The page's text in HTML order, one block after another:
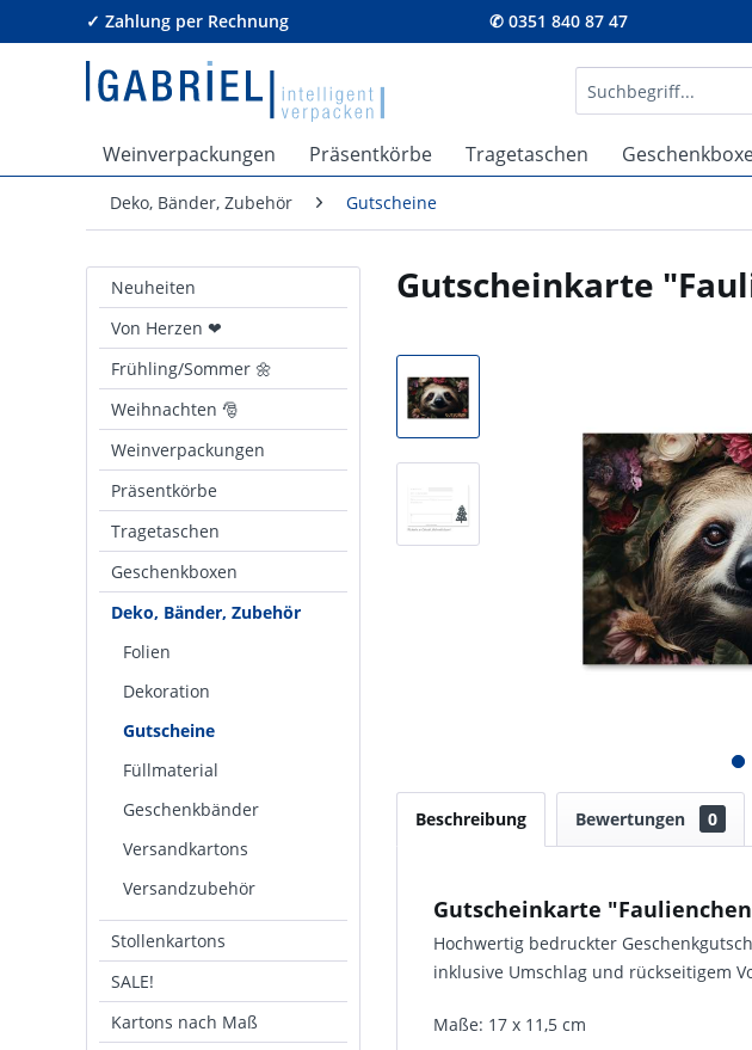
✓ Zahlung per Rechnung ✆ 0351 840 87 47
Weinverpackungen Präsentkörbe Tragetaschen
Deko, Bänder, Zubehör Gutscheine
Neuheiten
Von Herzen ❤
Frühling/Sommer 🌼
Weihnachten 🎅
Weinverpackungen
Präsentkörbe
Tragetaschen
Geschenkboxen
Deko, Bänder, Zubehör
Folien
Dekoration
Gutscheine
Füllmaterial
Geschenkbänder
Versandkartons
Versandzubehör
Stollenkartons
SALE!
Kartons nach Maß
Gutscheinkarte
Beschreibung Bewertungen 0
Gutscheinkarte
Hochwertig bedruckter
inklusive Umschlag und rückseitigem
Maße: 17 x 11,5 cm